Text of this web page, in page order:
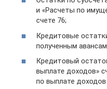
и «Расчеты по
счете 76;
Кредитовые
полученным
Кредитовый
выплате доходов»
по выплате